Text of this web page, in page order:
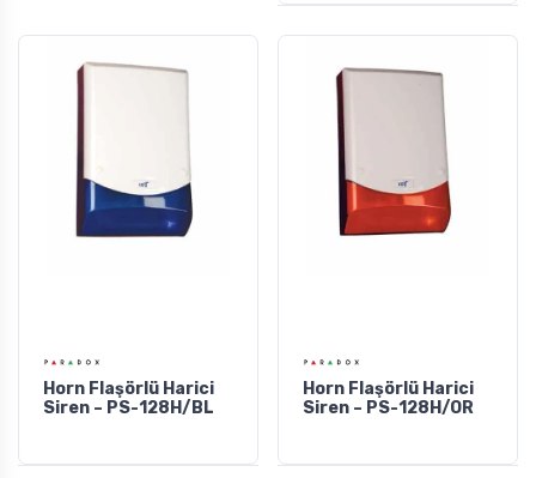
Horn Flaşörlü Harici
Siren – PS-128H/BL
Horn Flaşörlü Harici
Siren – PS-128H/OR